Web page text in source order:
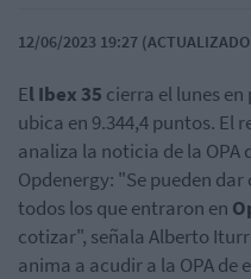
12/06/2023 19:27
El Ibex 35 cierra el lunes en
ubica en 9.344,4 puntos. El
analiza la noticia de la OPA
Opdenergy: "Se pueden
todos los que entraron en
cotizar", señala Alberto
anima a acudir a la OPA de